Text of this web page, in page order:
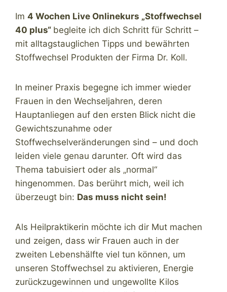
Im4 Wochen Live Onlinekurs „Stoffwechsel
40 plus“ begleite ich dich Schritt für Schritt –
mit alltagstauglichen Tipps und bewährten
Stoffwechsel Produkten der Firma Dr. Koll.
In meiner Praxis begegne ich immer wieder
Frauen in den Wechseljahren, deren
Hauptanliegen auf den ersten Blick nicht die
Gewichtszunahme oder
Stoffwechselveränderungen sind – und doch
leiden viele genau darunter. Oft wird das
Thema tabuisiert oder als „normal“
hingenommen. Das berührt mich, weil ich
überzeugt bin: Das muss nicht sein!
Als Heilpraktikerin möchte ich dir Mut machen
und zeigen, dass wir Frauen auch in der
zweiten Lebenshälfte viel tun können, um
unseren Stoffwechsel zu aktivieren, Energie
zurückzugewinnen und ungewollte Kilos